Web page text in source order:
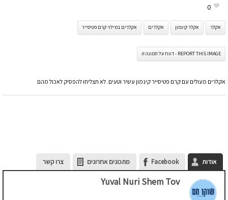
0
אקלר אקלר קינמון אקלרים אקלרים במילוי קרם פטיסייר
REPORT THIS IMAGE - דווח על תמונה זו
אקלרים מעולים עם קרם פטיסייר קינמון עשיר וטעים. לא תצליחו להפסיק לאכול מהם
אודות Facebook מתכונים אחרונים צרו קשר
Yuval Nuri Shem Tov